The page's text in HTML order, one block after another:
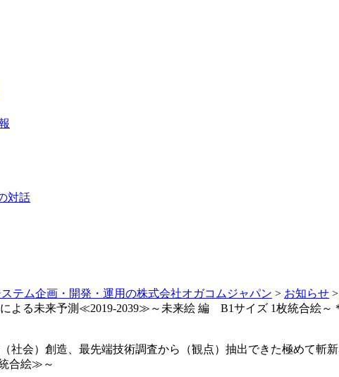
対話
テム企画・開発・運用の株式会社オガコムジャパン > お知らせ >
よる未来予測≪2019‐2039≫～未来絵 編 B1サイズ 1枚統合絵～
社会）創造、最先端技術調査から（観点）抽出できた極めて
合絵≫～